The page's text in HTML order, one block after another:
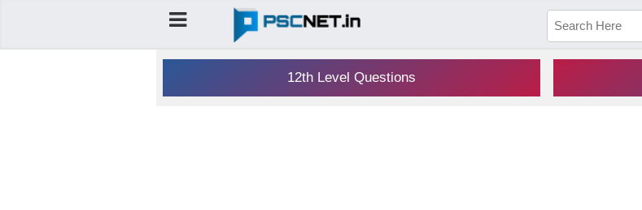
12th Level Questions